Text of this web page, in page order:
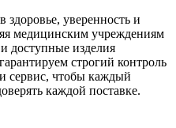
уверенность и
медицинским учреждениям
доступные изделия
строгий контроль
сервис, чтобы каждый
каждой поставке.